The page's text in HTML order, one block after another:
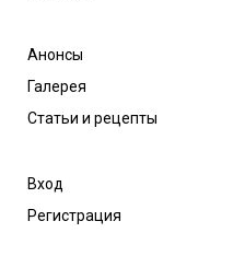
Анонсы
Галерея
Статьи и рецепты
Вход
Регистрация